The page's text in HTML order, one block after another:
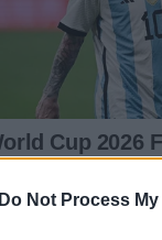
Do Not Process